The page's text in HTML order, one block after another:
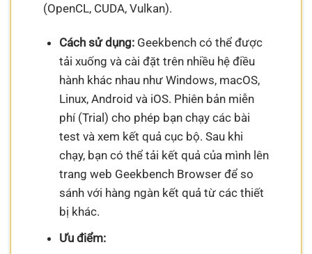
(OpenCL, CUDA, Vulkan).
Cách sử dụng:Geekbench có thể được
tải xuống và cài đặt trên nhiều hệ điều
hành khác nhau như Windows, macOS,
Linux, Android và iOS. Phiên bản miễn
phí (Trial) cho phép bạn chạy các bài
test và xem kết quả cục bộ. Sau khi
chạy, bạn có thể tải kết quả của mình lên
trang web Geekbench Browser để so
sánh với hàng ngàn kết quả từ các thiết
bị khác.
Ưu điểm: